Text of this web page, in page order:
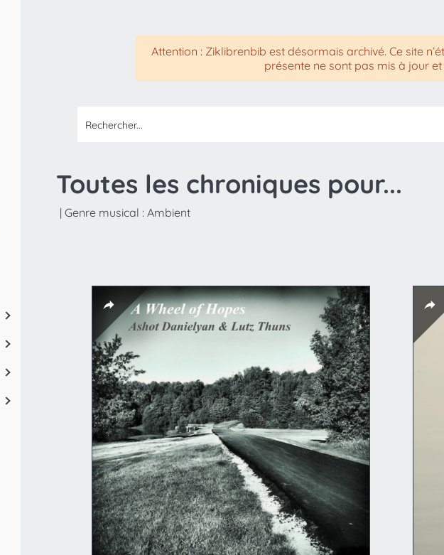
Attention : Ziklibrenbib est désormais archivé. Ce site
présente ne sont pas mis à jour
Toutes les chroniques pour...
| Genre musical : Ambient